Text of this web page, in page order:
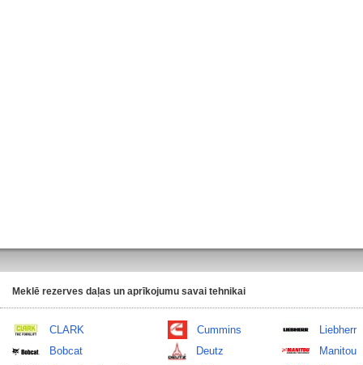
Meklē rezerves daļas un aprīkojumu savai tehnikai
CLARK
Bobcat
Cummins
Deutz
Liebherr
Manitou